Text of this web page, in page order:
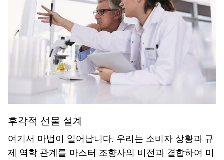
후각적 선물 설계
여기서 마법이 일어납니다. 우리는 소비자 상황과 규
제 역학 관계를 마스터 조향사의 비전과 결합하여 미